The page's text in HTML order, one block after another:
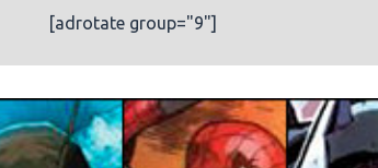
[adrotate group="9"]